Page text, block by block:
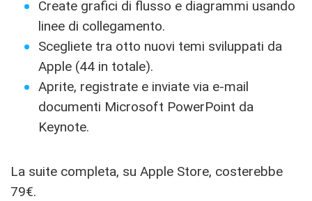
Create grafici di flusso e diagrammi usando
linee di collegamento.
Scegliete tra otto nuovi temi sviluppati da
Apple (44 in totale).
Aprite, registrate e inviate via e-mail
documenti Microsoft PowerPoint da
Keynote.
La suite completa, su Apple Store, costerebbe
79€.